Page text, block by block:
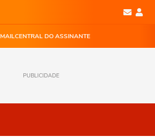
CENTRAL DO ASSINANTE
PUBLICIDADE